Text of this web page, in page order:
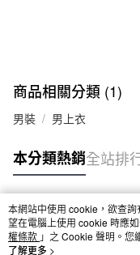
商品相關分類 (1)
男裝 男上衣
本分類熱銷全站排
熱門標籤
本網站中使用 cookie，欲查
望在電腦上使用 cookie 時應
權條款 」之 Cookie 聲明。您
用條款之 Cookie 聲明使用
了解更多 >